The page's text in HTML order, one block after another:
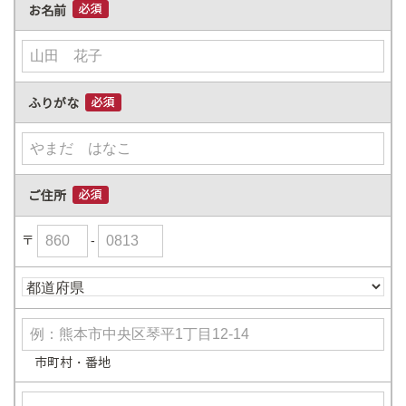
お名前
ふりがな
ご住所
〒 -
市町村・番地